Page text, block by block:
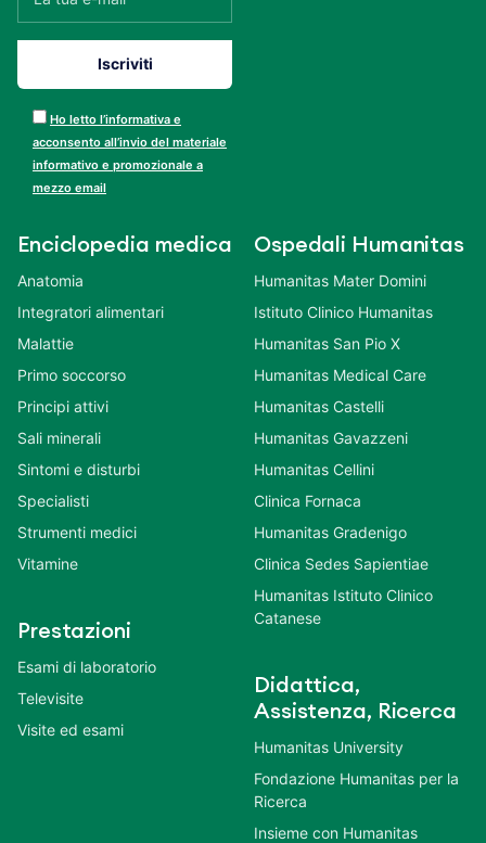
Ho letto l’informativa e
acconsento all’invio del materiale
informativo e promozionale a
mezzo email
Enciclopedia medica
Anatomia
Integratori alimentari
Malattie
Primo soccorso
Principi attivi
Sali minerali
Sintomi e disturbi
Specialisti
Strumenti medici
Vitamine
Prestazioni
Esami di laboratorio
Televisite
Visite ed esami
Ospedali Humanitas
Humanitas Mater Domini
Istituto Clinico Humanitas
Humanitas San Pio X
Humanitas Medical Care
Humanitas Castelli
Humanitas Gavazzeni
Humanitas Cellini
Clinica Fornaca
Humanitas Gradenigo
Clinica Sedes Sapientiae
Humanitas Istituto Clinico
Catanese
Didattica,
Assistenza, Ricerca
Humanitas University
Fondazione Humanitas per la
Ricerca
Insieme con Humanitas